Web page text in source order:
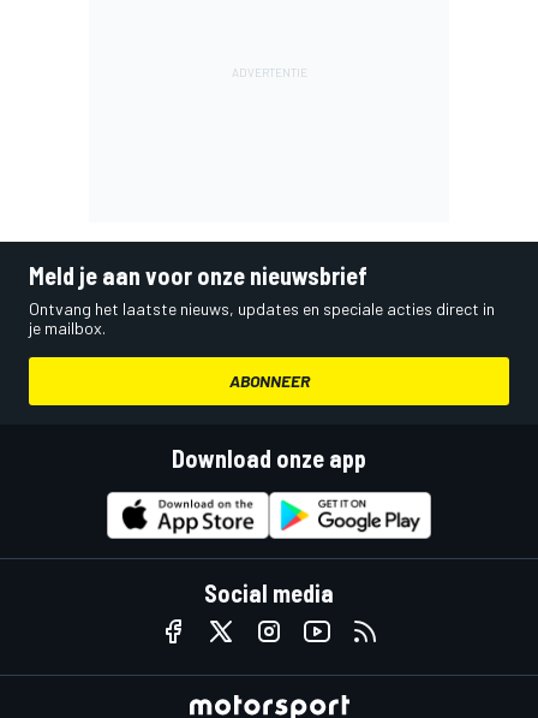
Meld je aan voor onze nieuwsbrief
Ontvang het laatste nieuws, updates en speciale acties direct in
je mailbox.
ABONNEER
Download onze app
Social media